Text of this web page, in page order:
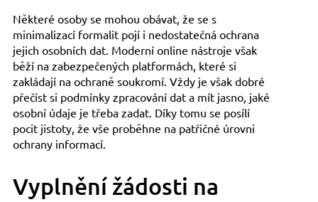
Některé osoby se mohou obávat, že se s
minimalizací formalit pojí i nedostatečná ochrana
jejich osobních dat. Moderní online nástroje však
běží na zabezpečených platformách, které si
zakládají na ochraně soukromí. Vždy je však dobré
přečíst si podmínky zpracování dat a mít jasno, jaké
osobní údaje je třeba zadat. Díky tomu se posílí
pocit jistoty, že vše proběhne na patřičné úrovni
ochrany informací.
Vyplnění žádosti na